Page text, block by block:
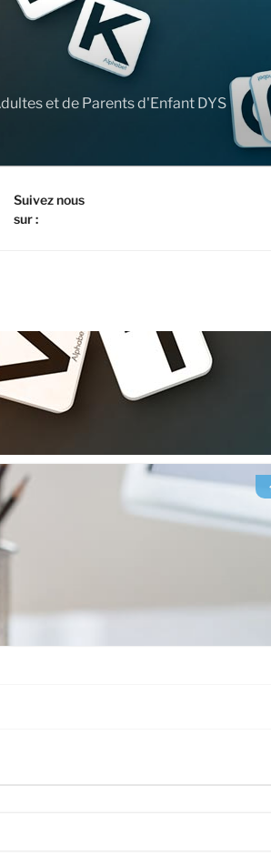
et de Parents d'Enfant DYS
Suivez nous
sur :